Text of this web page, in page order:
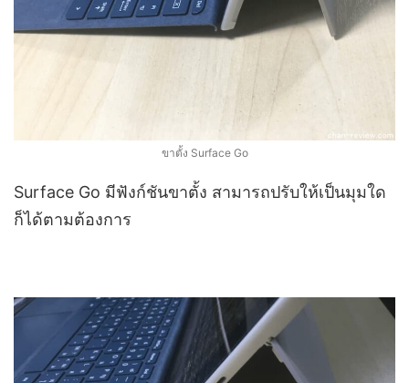
ขาตั้ง Surface Go
Surface Go มีฟังก์ชันขาตั้ง สามารถปรับให้เป็นมุมใด
ก็ได้ตามต้องการ